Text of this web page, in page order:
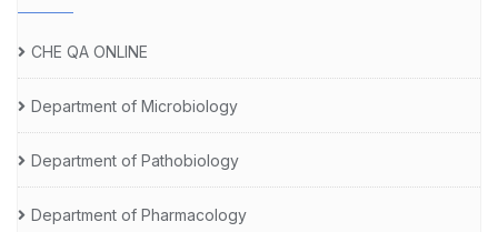
CHE QA ONLINE
Department of Microbiology
Department of Pathobiology
Department of Pharmacology